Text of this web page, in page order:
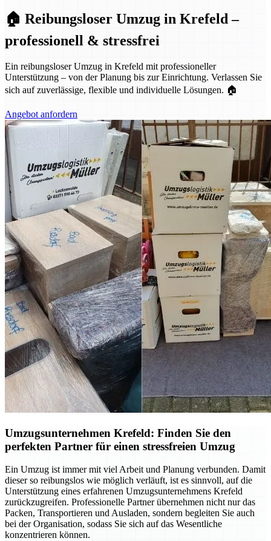
🏠 Reibungsloser Umzug in Krefeld –
professionell & stressfrei
Ein reibungsloser Umzug in Krefeld mit professioneller
Unterstützung – von der Planung bis zur Einrichtung. Verlassen Sie
sich auf zuverlässige, flexible und individuelle Lösungen. 🏠
Angebot anfordern
Umzugsunternehmen Krefeld: Finden Sie den
perfekten Partner für einen stressfreien Umzug
Ein Umzug ist immer mit viel Arbeit und Planung verbunden. Damit
dieser so reibungslos wie möglich verläuft, ist es sinnvoll, auf die
Unterstützung eines erfahrenen Umzugsunternehmens Krefeld
zurückzugreifen. Professionelle Partner übernehmen nicht nur das
Packen, Transportieren und Ausladen, sondern begleiten Sie auch
bei der Organisation, sodass Sie sich auf das Wesentliche
konzentrieren können.